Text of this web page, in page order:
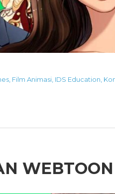
Film Animasi IDS Education